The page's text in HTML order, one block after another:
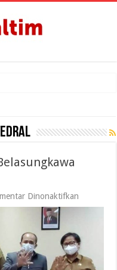
Dinonaktifkan
FKPT
Korban
Bom
Makassar